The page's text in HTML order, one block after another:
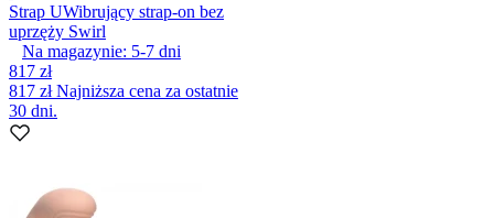
Strap UWibrujący strap-on bez
uprzęży Swirl
Na magazynie: 5-7 dni
817 zł
817 złNajniższa cena za ostatnie
30 dni.